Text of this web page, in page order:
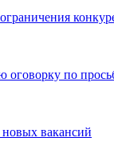
оговорку по
вакансий